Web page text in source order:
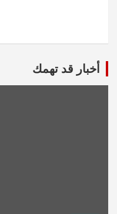
أخبار قد تهمك